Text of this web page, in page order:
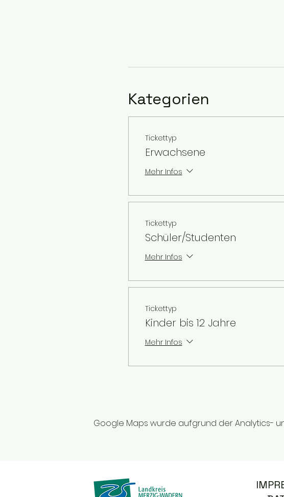
Kategorien
Tickettyp
Erwachsene
Mehr Infos
Tickettyp
Schüler/Studenten
Mehr Infos
Tickettyp
Kinder bis 12 Jahre
Mehr Infos
Google Maps wurde aufgrund der Analytics-